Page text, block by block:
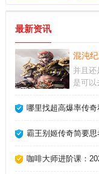
最新资讯
混沌
并且还
是可以
携拉风
且不同
特效炸
哪里找超高爆率传奇
霸王别姬传奇简要
咖啡大师进阶课：